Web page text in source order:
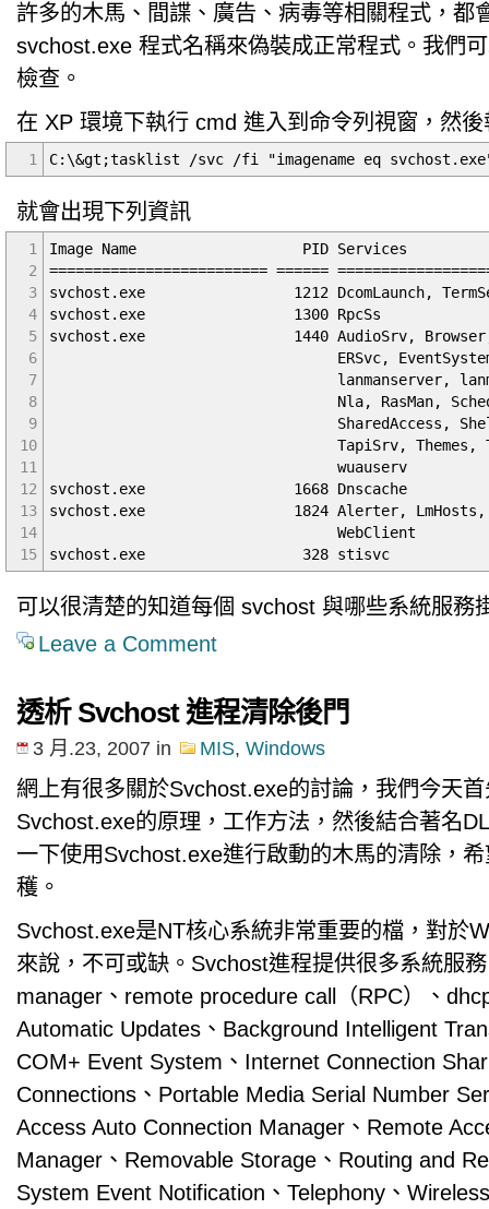
許多的木馬、間諜、廣告、病毒等相關程式，都
svchost.exe 程式名稱來偽裝成正常程式。我們
檢查。
在 XP 環境下執行 cmd 進入到命令列視窗，然
1 C:\&gt;tasklist /svc /fi "imagename eq
就會出現下列資訊
1
2
3
4
5
6
7
8
9
10
11
12
13
14
15
Image Name PID Services
========================= ======
svchost.exe 1212 DcomLaunch,
svchost.exe 1300 RpcSs
svchost.exe 1440 AudioSrv, Browser,
ERSvc, EventSystem,
lanmanserver,
Nla, RasMan, Schedule,
SharedAccess,
TapiSrv, Themes, TrkWks,
wuauserv
svchost.exe 1668 Dnscache
svchost.exe 1824 Alerter, LmHosts,
WebClient
svchost.exe 328 stisvc
可以很清楚的知道每個 svchost 與哪些系統服務
Leave a Comment
透析 Svchost 進程清除後門
3 月.23, 2007 in MIS, Windows
網上有很多關於Svchost.exe的討論，我們今天
Svchost.exe的原理，工作方法，然後結合著名
一下使用Svchost.exe進行啟動的木馬的清除，
穫。
Svchost.exe是NT核心系統非常重要的檔，對於
來說，不可或缺。Svchost進程提供很多系統服
manager、remote procedure call（RPC）、
Automatic Updates、Background Intelligent
COM+ Event System、Internet Connection
Connections、Portable Media Serial Number
Access Auto Connection Manager、Remote
Manager、Removable Storage、Routing and
System Event Notification、Telephony、